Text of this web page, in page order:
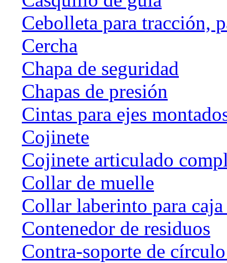
Cebolleta para tracción,
Cercha
Chapa de seguridad
Chapas de presión
Cintas para ejes
Cojinete
Cojinete articulado
Collar de muelle
Collar laberinto para
Contenedor de residuos
Contra-soporte de